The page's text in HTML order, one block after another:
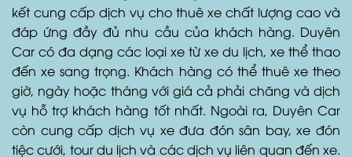
Duyên Carlà một trong những công ty cho thuê xe uy
tín và chuyên nghiệp tại Hồ Chí Minh. Với đội ngũ tài
xế và nhân viên giàu kinh nghiệm, Duyên Car cam
kết cung cấp dịch vụ cho thuê xe chất lượng cao và
đáp ứng đầy đủ nhu cầu của khách hàng. Duyên
Car có đa dạng các loại xe từ xe du lịch, xe thể thao
đến xe sang trọng. Khách hàng có thể thuê xe theo
giờ, ngày hoặc tháng với giá cả phải chăng và dịch